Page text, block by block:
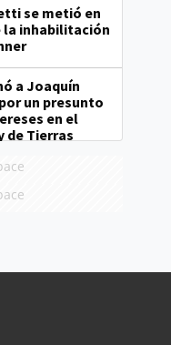
se metió en
la inhabilitación
a Joaquín
un presunto
en el
de Tierras